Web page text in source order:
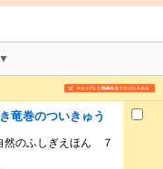
竜巻のついきゅう
然のふしぎえほん ７